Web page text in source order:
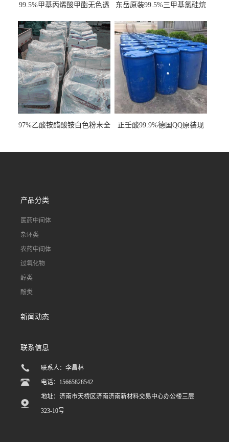
99.5%甲基丙烯酸甲酯无色透
东岳原装99.5%三甲基氯硅烷
97%乙酸铵醋酸铵白色粉末全
正壬酸99.9%德国QQ原装现
产品分类
医药中间体
杂环类
农药中间体
过氧化物
醇类
酚类
新闻动态
联系信息
联系人：李昌林
电话：15665828542
地址：济南市天桥区济南济南新材料交易中心办公楼三层
323-10号